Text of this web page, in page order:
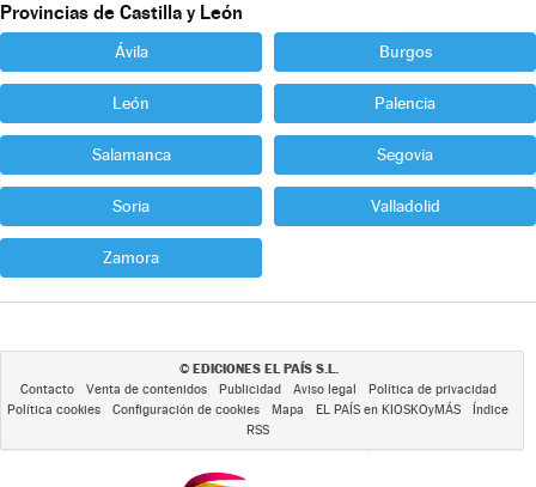
Provincias de Castilla y León
Ávila Burgos
León Palencia
Salamanca Segovia
Soria Valladolid
Zamora
© EDICIONES EL PAÍS S.L.
Contacto Venta de contenidos Publicidad Aviso legal
Política de privacidad
Política cookies
Configuración de cookies Mapa EL PAÍS en KIOSKOyMÁS
Índice
RSS